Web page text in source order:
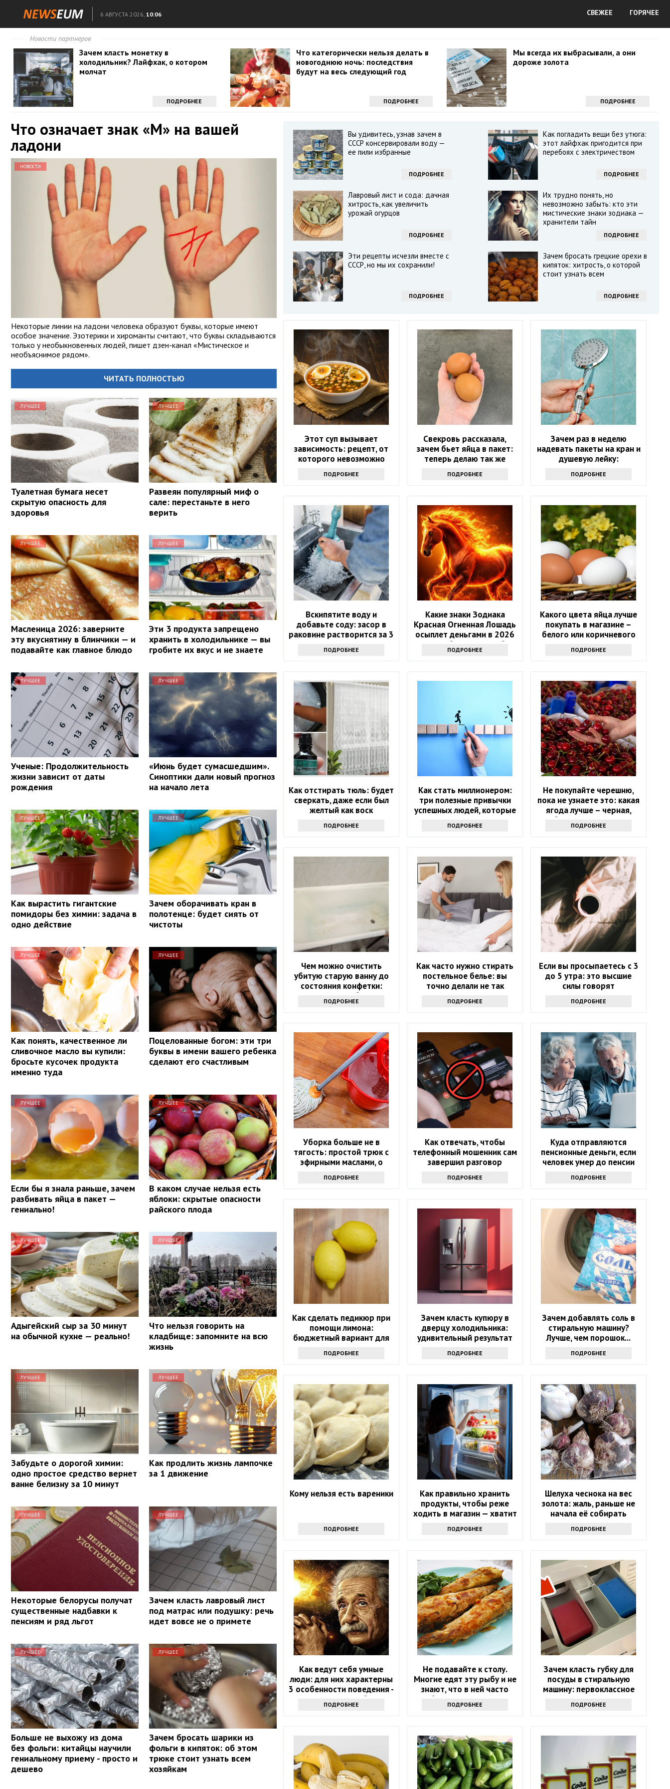
6 АВГУСТА 2026, 10:06 СВЕЖЕЕ ГОРЯЧЕЕ
Новости партнеров
Зачем класть монетку в
холодильник? Лайфхак, о котором
молчат
ПОДРОБНЕЕ
Что категорически нельзя делать в
новогоднюю ночь: последствия
будут на весь следующий год
ПОДРОБНЕЕ
Мы всегда их выбрасывали, а они
дороже золота
ПОДРОБНЕЕ
Что означает знак «М» на вашей
ладони
НОВОСТИ
Некоторые линии на ладони человека образуют буквы, которые имеют
особое значение. Эзотерики и хироманты считают, что буквы складываются
только у необыкновенных людей, пишет дзен-канал «Мистическое и
необъяснимое рядом».
ЧИТАТЬ ПОЛНОСТЬЮ
ЛУЧШЕЕ
Туалетная бумага несет
скрытую опасность для
здоровья
ЛУЧШЕЕ
Развеян популярный миф о
сале: перестаньте в него
верить
ЛУЧШЕЕ
Масленица 2026: заверните
эту вкуснятину в блинчики — и
подавайте как главное блюдо
ЛУЧШЕЕ
Эти 3 продукта запрещено
хранить в холодильнике — вы
гробите их вкус и не знаете
ЛУЧШЕЕ
Ученые: Продолжительность
жизни зависит от даты
рождения
ЛУЧШЕЕ
«Июнь будет сумасшедшим».
Синоптики дали новый прогноз
на начало лета
ЛУЧШЕЕ
Как вырастить гигантские
помидоры без химии: задача в
одно действие
ЛУЧШЕЕ
Зачем оборачивать кран в
полотенце: будет сиять от
чистоты
ЛУЧШЕЕ
Как понять, качественное ли
сливочное масло вы купили:
бросьте кусочек продукта
именно туда
ЛУЧШЕЕ
Поцелованные богом: эти три
буквы в имени вашего ребенка
сделают его счастливым
ЛУЧШЕЕ
Если бы я знала раньше, зачем
разбивать яйца в пакет —
гениально!
ЛУЧШЕЕ
В каком случае нельзя есть
яблоки: скрытые опасности
райского плода
ЛУЧШЕЕ
Адыгейский сыр за 30 минут
на обычной кухне — реально!
ЛУЧШЕЕ
Что нельзя говорить на
кладбище: запомните на всю
жизнь
ЛУЧШЕЕ
Забудьте о дорогой химии:
одно простое средство вернет
ванне белизну за 10 минут
ЛУЧШЕЕ
Как продлить жизнь лампочке
за 1 движение
ЛУЧШЕЕ
Некоторые белорусы получат
существенные надбавки к
пенсиям и ряд льгот
ЛУЧШЕЕ
Зачем класть лавровый лист
под матрас или подушку: речь
идет вовсе не о примете
ЛУЧШЕЕ
Больше не выхожу из дома
без фольги: китайцы научили
гениальному приему - просто и
дешево
ЛУЧШЕЕ
Зачем бросать шарики из
фольги в кипяток: об этом
трюке стоит узнать всем
хозяйкам
Вы удивитесь, узнав зачем в
СССР консервировали воду —
ее пили избранные
ПОДРОБНЕЕ
Как погладить вещи без утюга:
этот лайфхак пригодится при
перебоях с электричеством
ПОДРОБНЕЕ
Лавровый лист и сода: дачная
хитрость, как увеличить
урожай огурцов
ПОДРОБНЕЕ
Их трудно понять, но
невозможно забыть: кто эти
мистические знаки зодиака —
хранители тайн
ПОДРОБНЕЕ
Эти рецепты исчезли вместе с
СССР, но мы их сохранили!
ПОДРОБНЕЕ
Зачем бросать грецкие орехи в
кипяток: хитрость, о которой
стоит узнать всем
ПОДРОБНЕЕ
Этот суп вызывает
зависимость: рецепт, от
которого невозможно
ПОДРОБНЕЕ
Свекровь рассказала,
зачем бьет яйца в пакет:
теперь делаю так же
ПОДРОБНЕЕ
Зачем раз в неделю
надевать пакеты на кран и
душевую лейку:
интересный лайфхак
ПОДРОБНЕЕ
Вскипятите воду и
добавьте соду: засор в
раковине растворится за 3
ПОДРОБНЕЕ
Какие знаки Зодиака
Красная Огненная Лошадь
осыплет деньгами в 2026
году: 4 баловня Судьбы
ПОДРОБНЕЕ
Какого цвета яйца лучше
покупать в магазине –
белого или коричневого
ПОДРОБНЕЕ
Как отстирать тюль: будет
сверкать, даже если был
желтый как воск
ПОДРОБНЕЕ
Как стать миллионером:
три полезные привычки
успешных людей, которые
ПОДРОБНЕЕ
Не покупайте черешню,
пока не узнаете это: какая
ягода лучше – черная,
белая или розовая
ПОДРОБНЕЕ
Чем можно очистить
убитую старую ванну до
состояния конфетки:
дешевый способ спасти
санузел
ПОДРОБНЕЕ
Как часто нужно стирать
постельное белье: вы
точно делали не так
ПОДРОБНЕЕ
Если вы просыпаетесь с 3
до 5 утра: это высшие
силы говорят
ПОДРОБНЕЕ
Уборка больше не в
тягость: простой трюк с
эфирными маслами, о
ПОДРОБНЕЕ
Как отвечать, чтобы
телефонный мошенник сам
завершил разговор
ПОДРОБНЕЕ
Куда отправляются
пенсионные деньги, если
человек умер до пенсии
ПОДРОБНЕЕ
Как сделать педикюр при
помощи лимона:
бюджетный вариант для
ПОДРОБНЕЕ
Зачем класть купюру в
дверцу холодильника:
удивительный результат
ПОДРОБНЕЕ
Зачем добавлять соль в
стиральную машину?
Лучше, чем порошок...
ПОДРОБНЕЕ
Кому нельзя есть вареники
ПОДРОБНЕЕ
Как правильно хранить
продукты, чтобы реже
ходить в магазин — хватит
ПОДРОБНЕЕ
Шелуха чеснока на вес
золота: жаль, раньше не
начала её собирать
ПОДРОБНЕЕ
Как ведут себя умные
люди: для них характерны
3 особенности поведения -
проверьте себя
ПОДРОБНЕЕ
Не подавайте к столу.
Многие едят эту рыбу и не
знают, что в ней часто
бывают паразиты
ПОДРОБНЕЕ
Зачем класть губку для
посуды в стиральную
машину: первоклассное
ПОДРОБНЕЕ